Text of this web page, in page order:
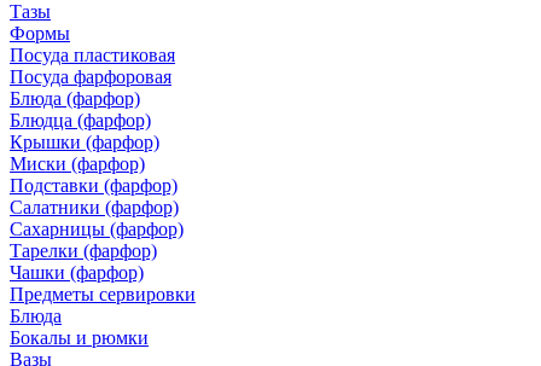
Тазы
Формы
Посуда пластиковая
Посуда фарфоровая
Блюда (фарфор)
Блюдца (фарфор)
Крышки (фарфор)
Миски (фарфор)
Подставки (фарфор)
Салатники (фарфор)
Сахарницы (фарфор)
Тарелки (фарфор)
Чашки (фарфор)
Предметы сервировки
Блюда
Бокалы и рюмки
Вазы